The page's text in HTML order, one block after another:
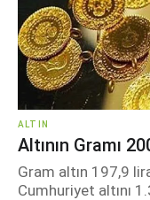
ALTIN
Altının Gramı
Gram altın 197,9
Cumhuriyet altını